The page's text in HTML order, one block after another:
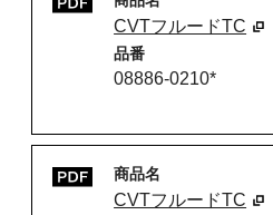
CVTフルードTC
品番
08886-0210*
商品名
CVTフルードTC